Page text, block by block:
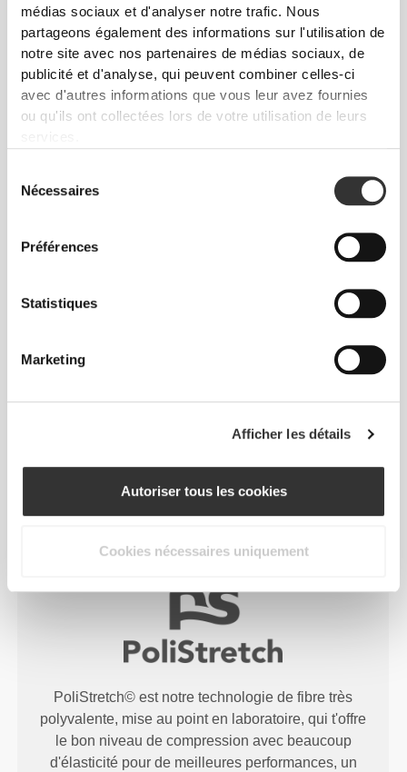
médias sociaux et d'analyser notre trafic. Nous
partageons également des informations sur l'utilisation de
notre site avec nos partenaires de médias sociaux, de
publicité et d'analyse, qui peuvent combiner celles-ci
avec d'autres informations que vous leur avez fournies
ou qu'ils ont collectées lors de votre utilisation de leurs
Nécessaires
Préférences
Statistiques
Marketing
Afficher les détails
Autoriser tous les cookies
Cookies nécessaires uniquement
Une technologie de fibre spécialement développée
avec des propriétés d'évacuation de l'humidité qui
t'aide à rester au sec et confortable.
CONÇU AVEC LA
REVOKNIT
est une technologie de tricotage avancée
un effet seconde peau, très performants et offrant
est synonyme de haute performance,
TECHNOLOGIE DES FIBRES
PoliStretch© est notre technologie de fibre très
polyvalente, mise au point en laboratoire, qui t'offre
le bon niveau de compression avec beaucoup
d'élasticité pour de meilleures performances, un